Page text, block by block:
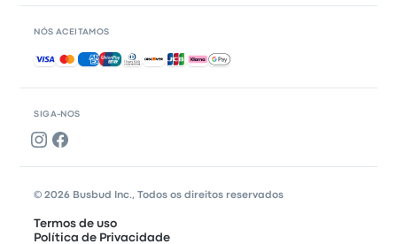
SIGA-NOS
NÓS ACEITAMOS
Pagamentos aceitos
© 2026 Busbud Inc., Todos os direitos reservados
Termos de uso
Política de Privacidade